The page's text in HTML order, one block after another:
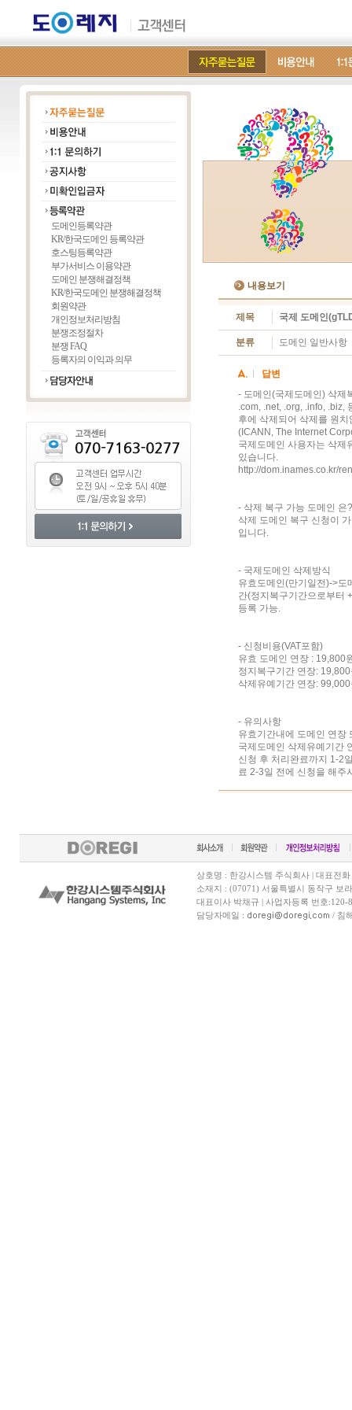
도메인등록약관
KR/한국도메인 등록약관
호스팅등록약관
부가서비스 이용약관
도메인 분쟁해결정책
KR/한국도메인 분쟁해결정책
회원약관
개인정보처리방침
분쟁조정절차
분쟁 FAQ
등록자의 이익과 의무
내용보기
제목 국제 도메인
분류 도메인 일반사항
답변
- 도메인(국제도메인) 삭제
.com, .net, .org, .info, .biz,
후에 삭제되어 삭제를 원
(ICANN, The Internet
국제도메인 사용자는 삭제
있습니다.
http://dom.inames.co.kr/
- 삭제 복구 가능 도메인 은?
삭제 도메인 복구 신청이
입니다.
- 국제도메인 삭제방식
유효도메인(만기일전)->도
간(정지복구기간으로부터
등록 가능.
- 신청비용(VAT포함)
유효 도메인 연장 : 19,800
정지복구기간 연장:
삭제유예기간 연장:
- 유의사항
유효기간내에 도메인 연장
국제도메인 삭제유예기간
신청 후 처리완료까지 1-2
료 2-3일 전에 신청을 해주
상호명 : 한강시스템 주식회사 | 대표전
소재지 : (07071) 서울특별시 동작구 보
대표이사 박채규 | 사업자등록 번호
담당자메일 :
/ 침